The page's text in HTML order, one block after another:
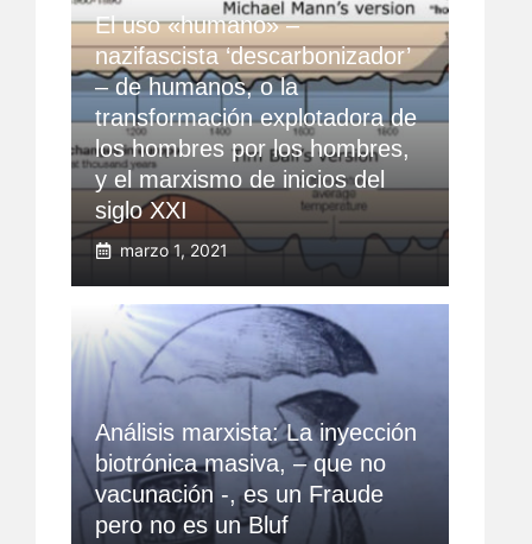
El uso «humano» –
nazifascista ‘descarbonizador’
– de humanos, o la
transformación explotadora de
los hombres por los hombres,
y el marxismo de inicios del
siglo XXI
marzo 1, 2021
Análisis marxista: La inyección
biotrónica masiva, – que no
vacunación -, es un Fraude
pero no es un Bluf